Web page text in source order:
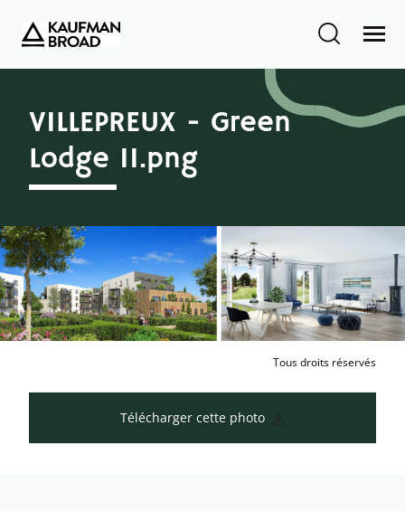
VILLEPREUX - Green
Lodge II.png
Tous droits réservés
Télécharger cette photo